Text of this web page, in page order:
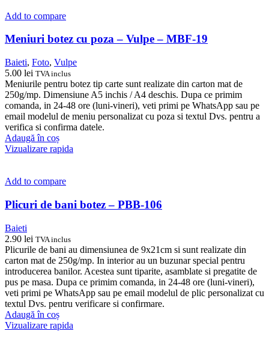
Add to compare
Meniuri botez cu poza – Vulpe – MBF-19
Baieti, Foto, Vulpe
5.00 lei TVA inclus
Meniurile pentru botez tip carte sunt realizate din carton mat de
250g/mp. Dimensiune A5 inchis / A4 deschis. Dupa ce primim
comanda, in 24-48 ore (luni-vineri), veti primi pe WhatsApp sau pe
email modelul de meniu personalizat cu poza si textul Dvs. pentru a
verifica si confirma datele.
Adaugă în coș
Vizualizare rapida
Add to compare
Plicuri de bani botez – PBB-106
Baieti
2.90 lei TVA inclus
Plicurile de bani au dimensiunea de 9x21cm si sunt realizate din
carton mat de 250g/mp. In interior au un buzunar special pentru
introducerea banilor. Acestea sunt tiparite, asamblate si pregatite de
pus pe masa. Dupa ce primim comanda, in 24-48 ore (luni-vineri),
veti primi pe WhatsApp sau pe email modelul de plic personalizat cu
textul Dvs. pentru verificare si confirmare.
Adaugă în coș
Vizualizare rapida